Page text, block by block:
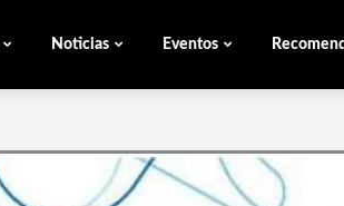
Noticias Eventos